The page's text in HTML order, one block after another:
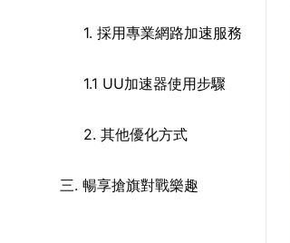
1. 採用專業網路加速服務
1.1 UU加速器使用步驟
2. 其他優化方式
三. 暢享搶旗對戰樂趣